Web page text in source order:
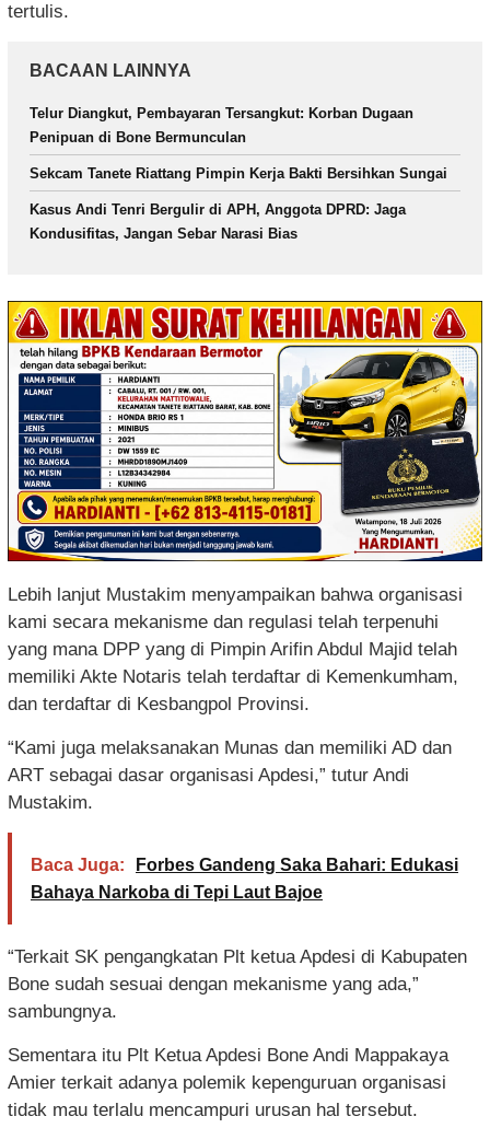
tertulis.
BACAAN LAINNYA
Telur Diangkut, Pembayaran Tersangkut: Korban Dugaan
Penipuan di Bone Bermunculan
Sekcam Tanete Riattang Pimpin Kerja Bakti Bersihkan Sungai
Kasus Andi Tenri Bergulir di APH, Anggota DPRD: Jaga
Kondusifitas, Jangan Sebar Narasi Bias
Lebih lanjut Mustakim menyampaikan bahwa organisasi
kami secara mekanisme dan regulasi telah terpenuhi
yang mana DPP yang di Pimpin Arifin Abdul Majid telah
memiliki Akte Notaris telah terdaftar di Kemenkumham,
dan terdaftar di Kesbangpol Provinsi.
“Kami juga melaksanakan Munas dan memiliki AD dan
ART sebagai dasar organisasi Apdesi,” tutur Andi
Mustakim.
Baca Juga:
Forbes Gandeng Saka Bahari: Edukasi
Bahaya Narkoba di Tepi Laut Bajoe
“Terkait SK pengangkatan Plt ketua Apdesi di Kabupaten
Bone sudah sesuai dengan mekanisme yang ada,”
sambungnya.
Sementara itu Plt Ketua Apdesi Bone Andi Mappakaya
Amier terkait adanya polemik kepenguruan organisasi
tidak mau terlalu mencampuri urusan hal tersebut.